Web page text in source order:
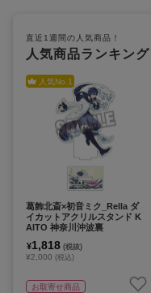
直近1週間の人気商品！
人気商品ランキング
人気No. 1
葛飾北斎×初音ミク_Rella ダ
イカットアクリルスタンド K
AITO 神奈川沖波裏
¥1,818 (税抜)
¥2,000 (税込)
お取寄せ商品